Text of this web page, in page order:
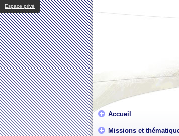
Espace privé
Accueil
Missions et